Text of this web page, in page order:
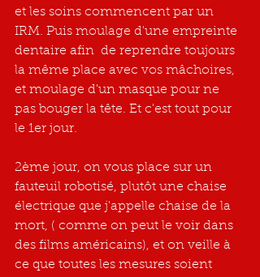
et les soins commencent par un
IRM. Puis moulage d'une empreinte
dentaire afin  de reprendre toujours
la même place avec vos mâchoires,
et moulage d'un masque pour ne
pas bouger la tête. Et c'est tout pour
le 1er jour.
2ème jour, on vous place sur un
fauteuil robotisé, plutôt une chaise
électrique que j'appelle chaise de la
mort, ( comme on peut le voir dans
des films américains), et on veille à
ce que toutes les mesures soient